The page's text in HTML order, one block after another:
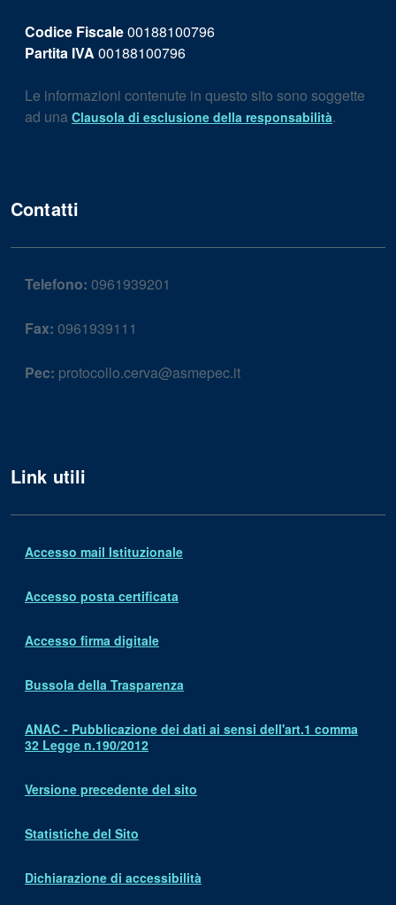
Codice Fiscale00188100796
Partita IVA 00188100796
Le informazioni contenute in questo sito sono soggette
ad una Clausola di esclusione della responsabilità.
Contatti
Telefono: 0961939201
Fax: 0961939111
Pec: protocollo.cerva@asmepec.it
Link utili
Accesso mail Istituzionale
Accesso posta certificata
Accesso firma digitale
Bussola della Trasparenza
ANAC - Pubblicazione dei dati ai sensi dell'art.1 comma
32 Legge n.190/2012
Versione precedente del sito
Statistiche del Sito
Dichiarazione di accessibilità